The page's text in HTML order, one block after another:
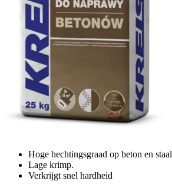
Hoge hechtingsgraad op beton en staal
Lage krimp.
Verkrijgt snel hardheid